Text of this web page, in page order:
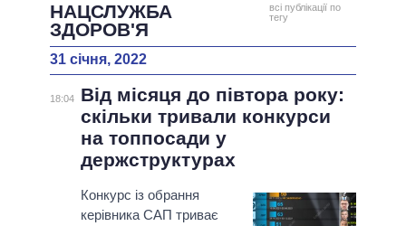
СТРІЧКА
ПОДІЇ
СТАТТІ
ОГЛЯДИ
ПОЛІТИКА
ЕКОНОМІКА
СУСПІЛЬСТВО
ОБIЦЯНКИ
ПОЛIТИКИ
ПРЕЗИДЕНТ І ОФІС
КАБІНЕТ МІНІСТРІВ
ІНФОГРАФІКА
ВІДЕО
ПІДТРИМАТИ
НАЦСЛУЖБА
ЗДОРОВ'Я
всі публікації по
тегу
31 січня, 2022
18:04
Від місяця до півтора року:
скільки тривали конкурси
на топпосади у
держструктурах
Конкурс із обрання
керівника САП триває